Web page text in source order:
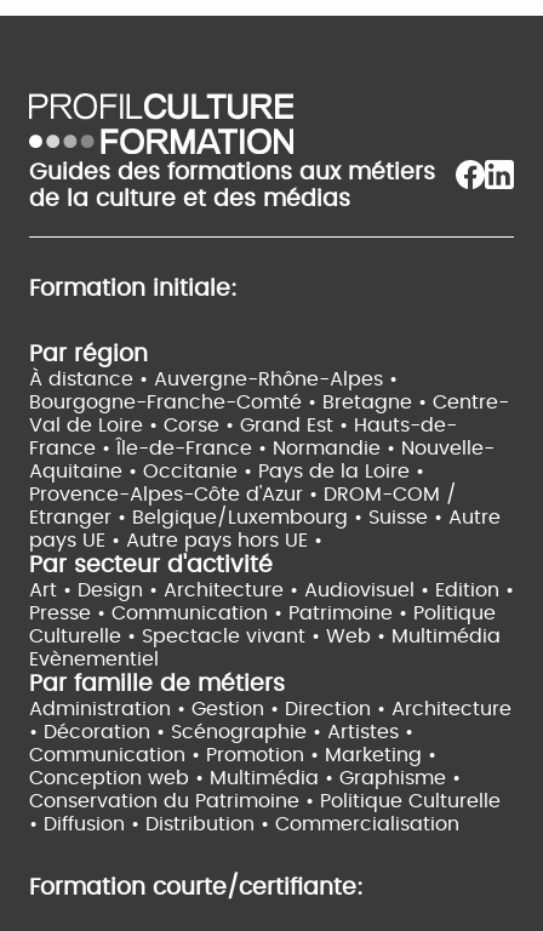
Guides des formations aux métiers
de la culture et des médias
Formation initiale:
Par région
À distance • Auvergne-Rhône-Alpes •
Bourgogne-Franche-Comté • Bretagne • Centre-
Val de Loire • Corse • Grand Est • Hauts-de-
France •
Île-de-France • Normandie • Nouvelle-
Aquitaine • Occitanie • Pays de la Loire •
Provence-Alpes-Côte d'Azur • DROM-COM /
Etranger • Belgique/Luxembourg • Suisse • Autre
pays UE • Autre pays hors UE •
Par secteur d'activité
Art • Design • Architecture • Audiovisuel • Edition •
Presse • Communication • Patrimoine • Politique
Culturelle • Spectacle vivant • Web • Multimédia
Evènementiel
Par famille de métiers
Administration • Gestion • Direction • Architecture
• Décoration • Scénographie • Artistes •
Communication • Promotion • Marketing •
Conception web • Multimédia • Graphisme •
Conservation du Patrimoine • Politique Culturelle
• Diffusion • Distribution • Commercialisation
Formation courte/certifiante: